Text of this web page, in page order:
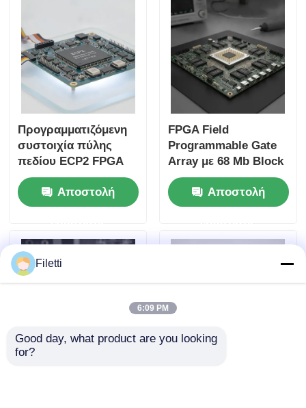
Προγραμματιζόμενη
συστοιχία πύλης
πεδίου ECP2 FPGA
με έως και 68 Mb
Block Ram και χρόνο
ρύθμισης 6 Us για
συστήματα
Αποστολή
FPGA Field
Programmable Gate
Array με 68 Mb Block
RAM για λειτουργία
υψηλής ταχύτητας
και διαμορφώσιμες
μετατροπείς
Αποστολή
Filetti
6:09 PM
Good day, what product are you looking
for?